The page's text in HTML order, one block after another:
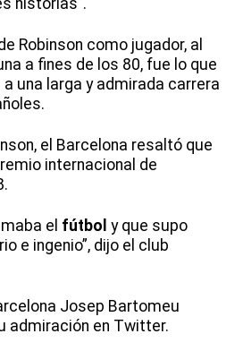
historias".
Robinson como jugador, al
a fines de los 80, fue lo que
una larga y admirada carrera
el Barcelona resaltó que
internacional de
el fútbol y que supo
e ingenio”, dijo el club
Josep Bartomeu
admiración en Twitter.